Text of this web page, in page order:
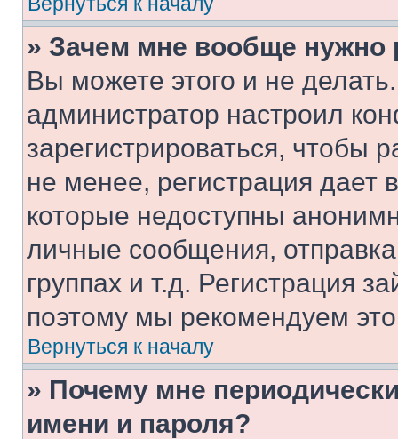
» Зачем мне вообще нужно
Вы можете этого и не
администратор настроил
зарегистрироваться, чтобы
не менее, регистрация
которые недоступны
личные сообщения,
группах и т.д. Регистрация
поэтому мы рекомендуем
Вернуться к началу
» Почему мне
имени и пароля?